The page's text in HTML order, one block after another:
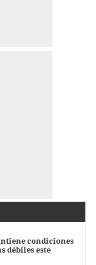
condiciones
débiles este